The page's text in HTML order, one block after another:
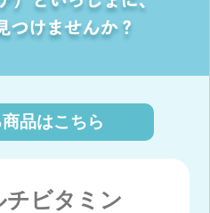
品はこちら
チビタミン